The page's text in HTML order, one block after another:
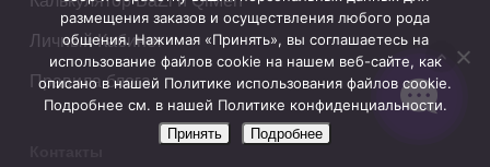
Личный Кабинет
Правила блога
размещения заказов и осуществления любого рода
общения. Нажимая «Принять», вы соглашаетесь на
использование файлов cookie на нашем веб-сайте, как
описано в нашей Политике использования файлов cookie.
Подробнее см. в нашей Политике конфиденциальности.
Принять Подробнее